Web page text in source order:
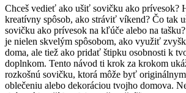
Chceš vedieť ako ušiť sovičku ako prívesok?
kreatívny spôsob, ako stráviť víkend? Čo tak
sovičku ako prívesok na kľúče alebo na
je nielen skvelým spôsobom, ako využiť
doma, ale tiež ako pridať štipku osobnosti k
doplnkom. Tento návod ti krok za krokom
rozkošnú sovičku, ktorá môže byť
oblečeniu alebo dekoráciou tvojho domova.